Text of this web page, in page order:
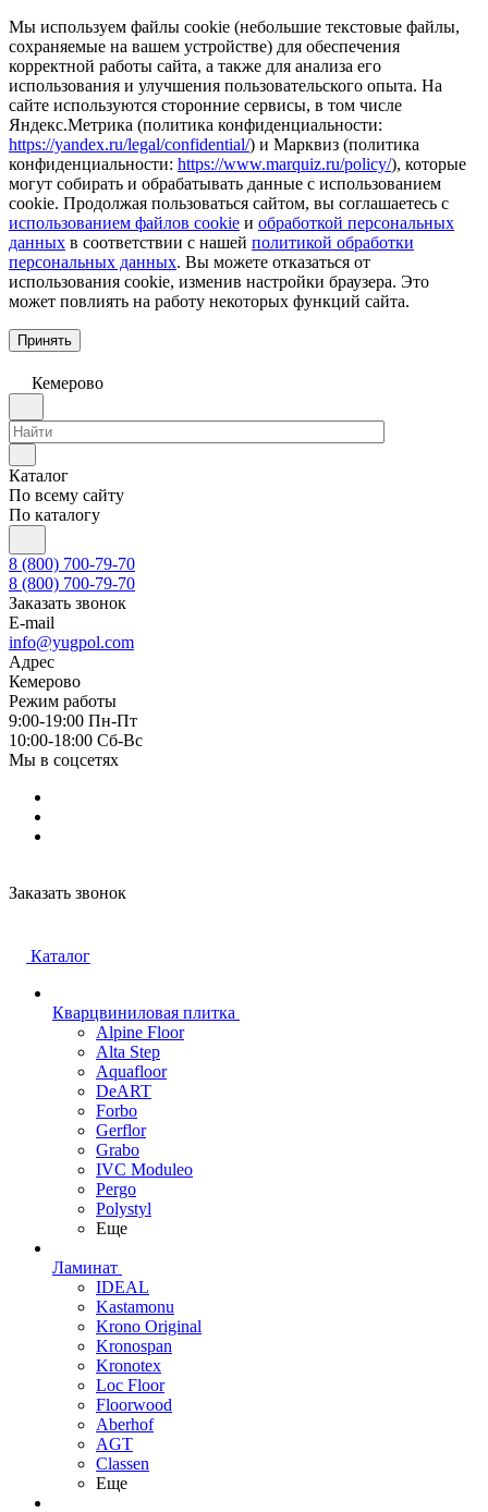
Мы используем файлы cookie (небольшие текстовые файлы,
сохраняемые на вашем устройстве) для обеспечения
корректной работы сайта, а также для анализа его
использования и улучшения пользовательского опыта. На
сайте используются сторонние сервисы, в том числе
Яндекс.Метрика (политика конфиденциальности:
https://yandex.ru/legal/confidential/) и Марквиз (политика
конфиденциальности: https://www.marquiz.ru/policy/), которые
могут собирать и обрабатывать данные с использованием
cookie. Продолжая пользоваться сайтом, вы соглашаетесь с
использованием файлов cookie и обработкой персональных
данных в соответствии с нашей политикой обработки
персональных данных. Вы можете отказаться от
использования cookie, изменив настройки браузера. Это
может повлиять на работу некоторых функций сайта.
Принять
Кемерово
Каталог
По всему сайту
По каталогу
8 (800) 700-79-70
8 (800) 700-79-70
Заказать звонок
E-mail
info@yugpol.com
Адрес
Кемерово
Режим работы
9:00-19:00 Пн-Пт
10:00-18:00 Cб-Вс
Мы в соцсетях
Заказать звонок
Каталог
Кварцвиниловая плитка
Alpine Floor
Alta Step
Aquafloor
DeART
Forbo
Gerflor
Grabo
IVC Moduleo
Pergo
Polystyl
Еще
Ламинат
IDEAL
Kastamonu
Krono Original
Kronospan
Kronotex
Loc Floor
Floorwood
Aberhof
AGT
Classen
Еще